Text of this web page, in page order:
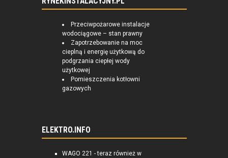
Przeciwpożarowe instalacje
wodociągowe – stan prawny
Zapotrzebowanie na moc
cieplną i energię użytkową do
podgrzania ciepłej wody
użytkowej
Pomieszczenia kotłowni
gazowych
ELEKTRO.INFO
WAGO 221 - teraz również w